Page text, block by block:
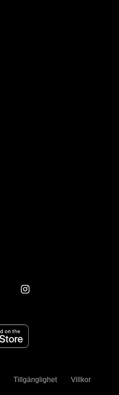
Tillgänglighet Villkor